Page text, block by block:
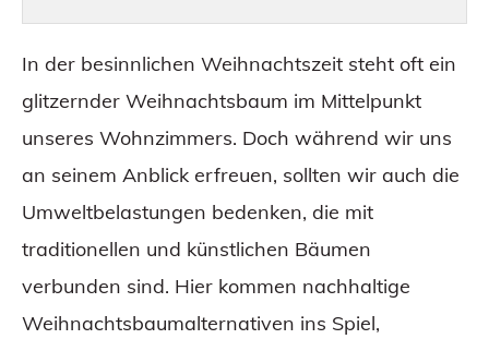
In der besinnlichen Weihnachtszeit steht oft ein
glitzernder Weihnachtsbaum im Mittelpunkt
unseres Wohnzimmers. Doch während wir uns
an seinem Anblick erfreuen, sollten wir auch die
Umweltbelastungen bedenken, die mit
traditionellen und künstlichen Bäumen
verbunden sind. Hier kommen nachhaltige
Weihnachtsbaumalternativen ins Spiel,